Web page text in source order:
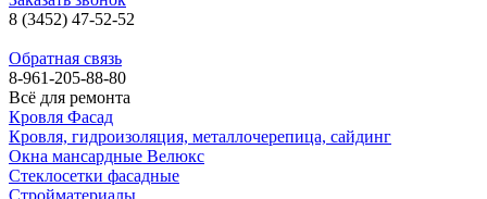
Терракотовый
Rocky
Черный
8 (3452) 47-52-52
Обратная связь
8-961-205-88-80
Всё для ремонта
Кровля Фасад
Кровля, гидроизоляция, металлочерепица, сайдинг
Окна мансардные Велюкс
Стеклосетки фасадные
Стройматериалы